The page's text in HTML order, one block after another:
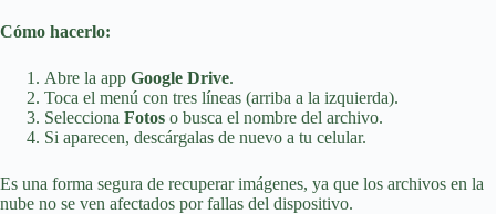
Cómo hacerlo:
Abre la app Google Drive.
Toca el menú con tres líneas (arriba a la izquierda).
Selecciona Fotos o busca el nombre del archivo.
Si aparecen, descárgalas de nuevo a tu celular.
Es una forma segura de recuperar imágenes, ya que los archivos en la
nube no se ven afectados por fallas del dispositivo.